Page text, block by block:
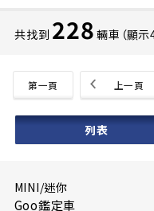
共找到 228 輛車（顯示
第一頁 上一頁
列表
MINI/迷你
Goo鑑定車